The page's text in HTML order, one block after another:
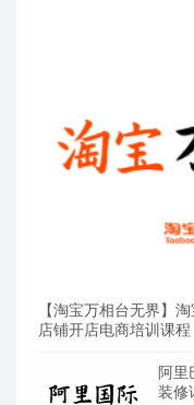
【淘宝万相台无界】
店铺开店电商培训课程
阿里
装修